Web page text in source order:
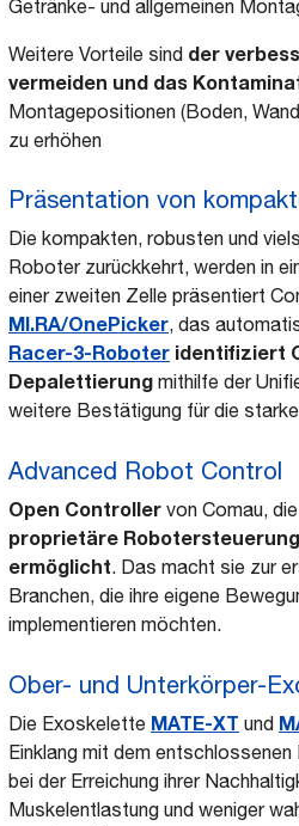
Getränke- und allgemeinen
Weitere Vorteile sind der
vermeiden und das
Montagepositionen (Boden,
zu erhöhen
Präsentation von
Die kompakten, robusten und
Roboter zurückkehrt, werden in
einer zweiten Zelle präsentiert
MI.RA/OnePicker, das
Racer-3-Roboter identifiziert
Depalettierung mithilfe der
weitere Bestätigung für die
Advanced Robot Control
Open Controller von Comau,
proprietäre
ermöglicht. Das macht sie zur
Branchen, die ihre eigene
implementieren möchten.
Ober- und Unterkörper-
Die Exoskelette MATE-XT und
Einklang mit dem entschlossenen
bei der Erreichung ihrer
Muskelentlastung und weniger